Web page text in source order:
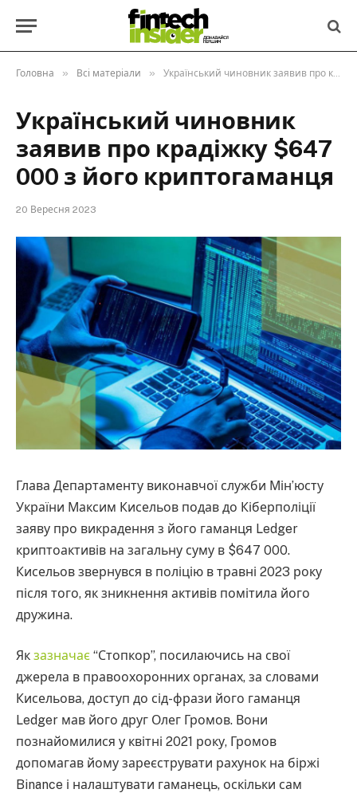
Головна » Всі матеріали » Український чиновник заявив про крадіжку $647 000 з його криптогаманця
Український чиновник
заявив про крадіжку $647
000 з його криптогаманця
20 Вересня 2023
Глава Департаменту виконавчої служби Мін’юсту
України Максим Кисельов подав до Кіберполіції
заяву про викрадення з його гаманця Ledger
криптоактивів на загальну суму в $647 000.
Кисельов звернувся в поліцію в травні 2023 року
після того, як зникнення активів помітила його
дружина.
Як зазначає “Стопкор”, посилаючись на свої
джерела в правоохоронних органах, за словами
Кисельова, доступ до сід-фрази його гаманця
Ledger мав його друг Олег Громов. Вони
познайомилися у квітні 2021 року, Громов
допомагав йому зареєструвати рахунок на біржі
Binance і налаштувати гаманець, оскільки сам